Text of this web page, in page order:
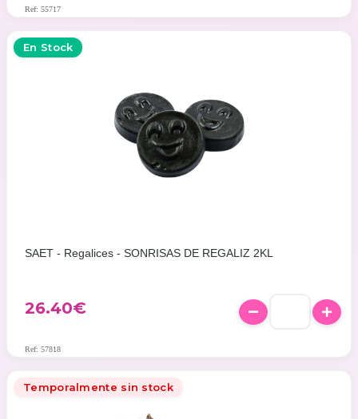
Ref: 55717
En Stock
SAET - Regalices - SONRISAS DE REGALIZ 2KL
26.40€
Ref: 57818
Temporalmente sin stock